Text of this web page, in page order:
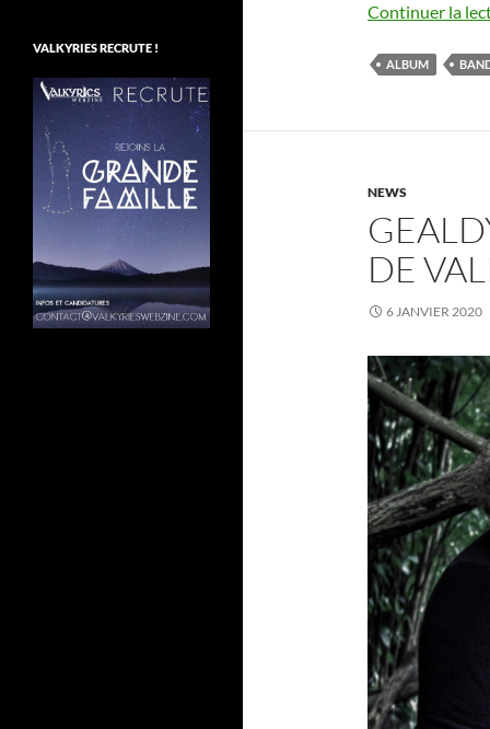
Continuer la
ALBUM
NEWS
DE
6 JANVIER 2020
VALKYRIES RECRUTE !